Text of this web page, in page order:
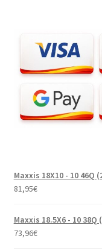
Maxxis 18X10 - 10 46Q
81,95€
Maxxis 18.5X6 - 10 38Q
73,96€